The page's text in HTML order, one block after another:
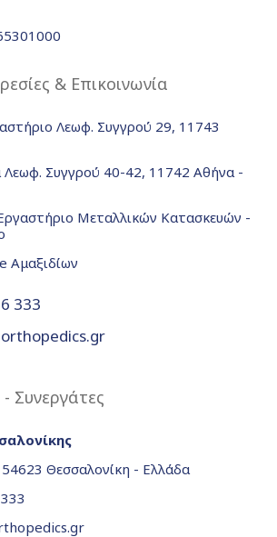
& Επικοινωνία
Λεωφ. Συγγρού 29, 11743
Λεωφ. Συγγρού 40-42, 11742 Αθήνα -
Μεταλλικών Κατασκευών -
Αμαξιδίων
333
Συνεργάτες
Θεσσαλονίκη - Ελλάδα